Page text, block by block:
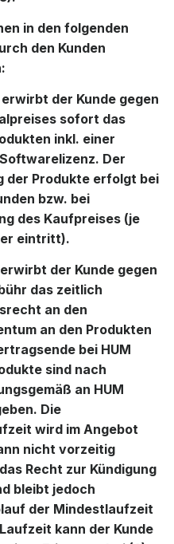
in den folgenden
den Kunden
erwirbt der Kunde gegen
sofort das
inkl. einer
Der
der Produkte erfolgt bei
bzw. bei
des Kaufpreises (je
eintritt).
erwirbt der Kunde gegen
das zeitlich
an den
an den Produkten
bei HUM
sind nach
an HUM
Die
wird im Angebot
nicht vorzeitig
Recht zur Kündigung
bleibt jedoch
der Mindestlaufzeit
kann der Kunde